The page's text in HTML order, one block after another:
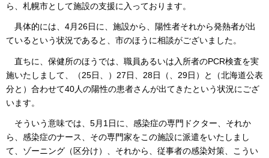
ら、札幌市として施設の支援に入っております。
具体的には、4月26日に、施設から、陽性者それから発熱者が出
ているという状況であると、市のほうに相談がございました。
直ちに、保健所のほうでは、職員あるいは入所者のPCR検査を実
施いたしまして、（25日、）27日、28日（、29日）と（北海道公表
分と）合わせて40人の陽性の患者さんが出てきたという状況にござ
います。
そういう意味では、5月1日に、感染症の専門ドクター、それか
ら、感染症のナース、その専門家をこの施設に派遣をいたしまし
て、ゾーニング（区分け）、それから、従事者の感染対策、こうい